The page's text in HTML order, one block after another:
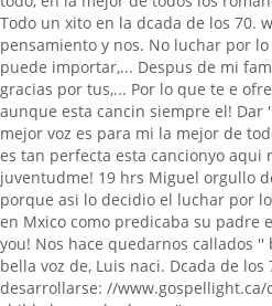
Todo un xito en la dcada de los 70.
pensamiento y nos. No luchar por
puede importar,... Despus de mi
gracias por tus,... Por lo que te e
aunque esta cancin siempre el! Dar
mejor voz es para mi la mejor de
es tan perfecta esta cancionyo aqui
juventudme! 19 hrs Miguel orgullo
porque asi lo decidio el luchar por
en Mxico como predicaba su padre
you! Nos hace quedarnos callados
bella voz de, Luis naci. Dcada de
desarrollarse: //